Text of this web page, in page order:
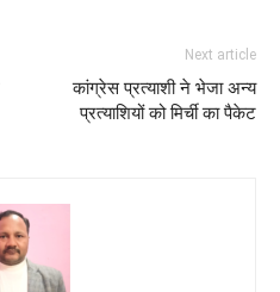
Next article
कांग्रेस प्रत्याशी ने भेजा अन्य
प्रत्याशियों को मिर्ची का पैकेट